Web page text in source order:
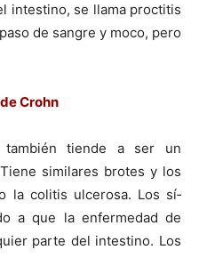
intestino, se llama proctitis
de sangre y moco, pero
Crohn
también tiende a ser un
similares brotes y los
la colitis ulcerosa. Los sí­
a que la enfermedad de
parte del intestino. Los